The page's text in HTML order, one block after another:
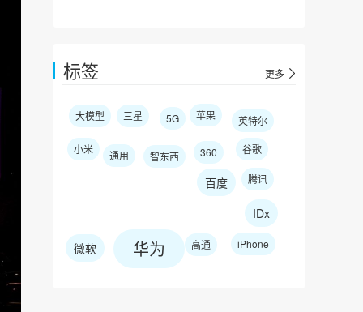
标签 更多
大模型 三星 5G 苹果 英特尔
小米 通用 智东西 360 谷歌
百度 腾讯
IDx
微软 华为 高通 iPhone